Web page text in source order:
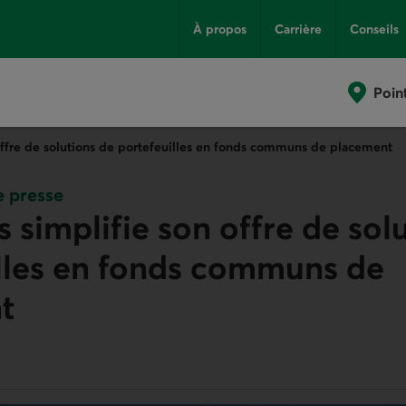
À propos Carrière Conseils
de solutions de portefeuilles en fonds communs de placement
presse
simplifie son offre de
en fonds communs de